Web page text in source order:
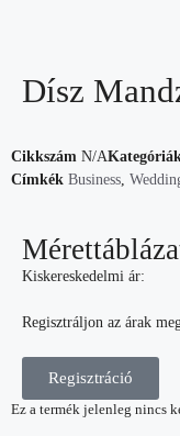
Dísz
Cikkszám N/A
Címkék Business,
Kiskereskedelmi ár:
Regisztráljon az árak
Regisztráció
Ez a termék jelenleg nincs